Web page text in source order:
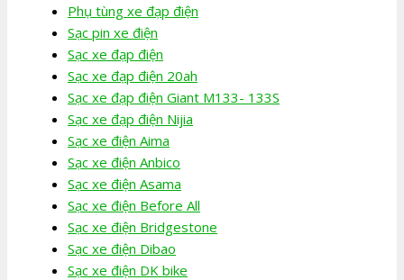
Phụ tùng xe đạp điện
Sạc pin xe điện
Sạc xe đạp điện
Sạc xe đạp điện 20ah
Sạc xe đạp điện Giant M133- 133S
Sạc xe đạp điện Nijia
Sạc xe điện Aima
Sạc xe điện Anbico
Sạc xe điện Asama
Sạc xe điện Before All
Sạc xe điện Bridgestone
Sạc xe điện Dibao
Sạc xe điện DK bike